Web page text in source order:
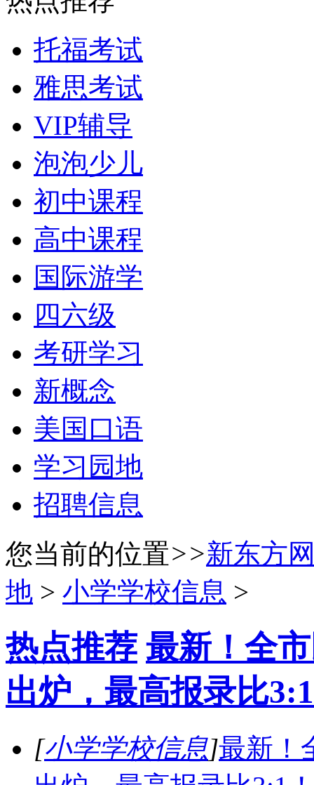
托福考试
雅思考试
VIP辅导
泡泡少儿
初中课程
高中课程
国际游学
四六级
考研学习
新概念
美国口语
学习园地
招聘信息
您当前的位置>>新东方
地 > 小学学校信息 >
热点推荐 最新！全
出炉，最高报录比
[小学学校信息]最新！